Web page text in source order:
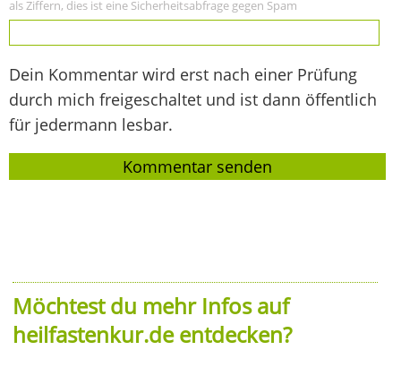
als Ziffern, dies ist eine Sicherheitsabfrage gegen Spam
Dein Kommentar wird erst nach einer Prüfung
durch mich freigeschaltet und ist dann öffentlich
für jedermann lesbar.
Möchtest du mehr Infos auf
heilfastenkur.de entdecken?